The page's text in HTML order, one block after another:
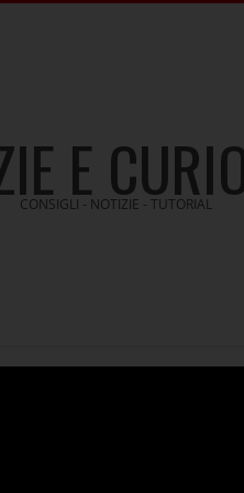
E
CONSIGLI - NOTIZIE - TUTORIAL